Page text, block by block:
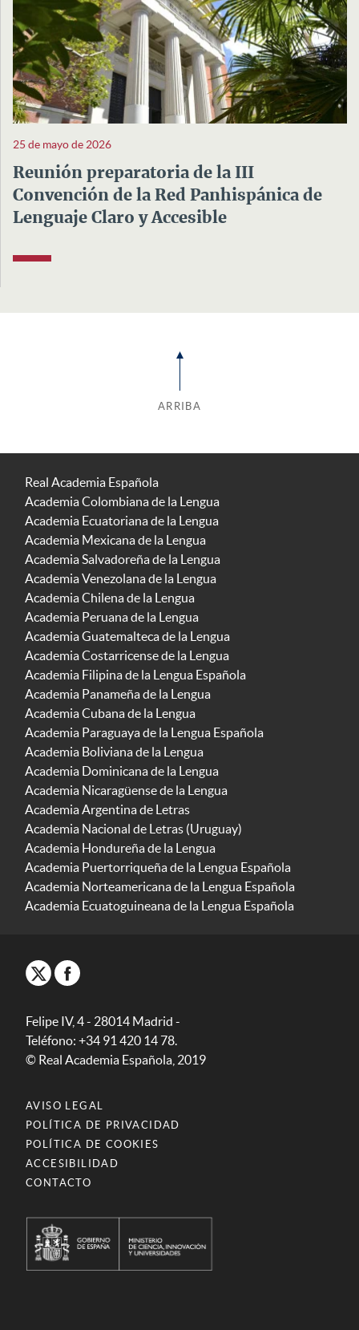
25 de mayo de 2026
Reunión preparatoria de la III
Convención de la Red Panhispánica de
Lenguaje Claro y Accesible
ARRIBA
Real Academia Española
Academia Colombiana de la Lengua
Academia Ecuatoriana de la Lengua
Academia Mexicana de la Lengua
Academia Salvadoreña de la Lengua
Academia Venezolana de la Lengua
Academia Chilena de la Lengua
Academia Peruana de la Lengua
Academia Guatemalteca de la Lengua
Academia Costarricense de la Lengua
Academia Filipina de la Lengua Española
Academia Panameña de la Lengua
Academia Cubana de la Lengua
Academia Paraguaya de la Lengua Española
Academia Boliviana de la Lengua
Academia Dominicana de la Lengua
Academia Nicaragüense de la Lengua
Academia Argentina de Letras
Academia Nacional de Letras (Uruguay)
Academia Hondureña de la Lengua
Academia Puertorriqueña de la Lengua Española
Academia Norteamericana de la Lengua Española
Academia Ecuatoguineana de la Lengua Española
Felipe IV, 4 - 28014 Madrid -
Teléfono: +34 91 420 14 78.
© Real Academia Española, 2019
AVISO LEGAL
POLÍTICA DE PRIVACIDAD
POLÍTICA DE COOKIES
ACCESIBILIDAD
CONTACTO